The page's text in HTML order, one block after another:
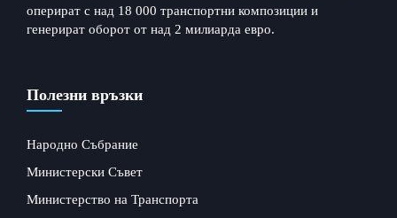
оперират с над 18 000 транспортни композиции и
генерират оборот от над 2 милиарда евро.
Полезни връзки
Народно Събрание
Министерски Съвет
Министерство на Транспорта